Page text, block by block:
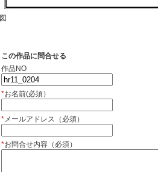
図
この作品に問合せる
作品NO
*お名前(必須）
*メールアドレス（必須）
*お問合せ内容（必須）